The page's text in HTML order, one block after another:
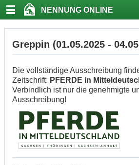
NENNUNG ONLINE
Greppin (01.05.2025 -
Die vollständige Ausschreibung
Zeitschrift: PFERDE in
Verbindlich ist nur die genehmigte
Ausschreibung!